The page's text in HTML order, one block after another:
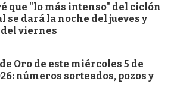
que "lo más intenso" del ciclón
se dará la noche del jueves y
viernes
Oro de este miércoles 5 de
números sorteados, pozos y